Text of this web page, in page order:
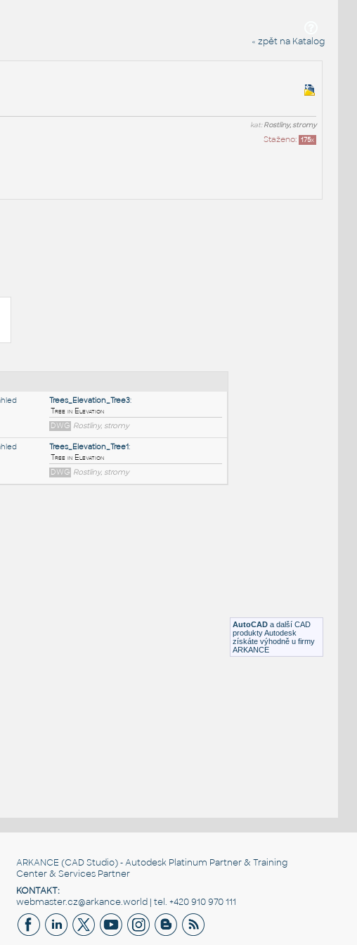
« zpět na Katalog
kat:Rostliny, stromy
Staženo: 175x
AutoCAD a další CAD
produkty Autodesk
získáte výhodně u firmy
ARKANCE
ARKANCE (CAD Studio) - Autodesk Platinum Partner & Training
Center & Services Partner
KONTAKT:
webmaster.cz@arkance.world | tel. +420 910 970 111